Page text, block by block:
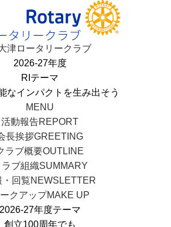
2026-27年度
RIテーマ
MENU
活動報告REPORT
長挨拶GREETING
ラブ概要OUTLINE
ラブ組織SUMMARY
・回覧NEWSLETTER
ークアップMAKE UP
2026-27年度テーマ
創立100周年でも